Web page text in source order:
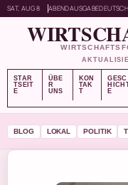
SAT, AUG 8 ABENDAUSGABEDEUTSCH
STAR
TSEIT
E
ÜBE
R
UNS
KON
TAK
T
GESC
E
BLOG LOKAL POLITIK